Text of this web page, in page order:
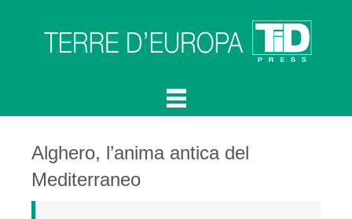
Alghero, l’anima antica del
Mediterraneo